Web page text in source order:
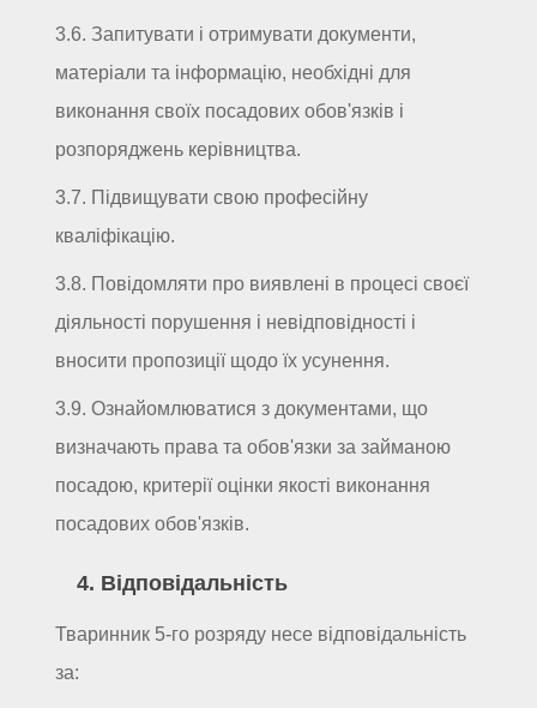
3.6. Запитувати і отримувати документи,
матеріали та інформацію, необхідні для
виконання своїх посадових обов'язків і
розпоряджень керівництва.
3.7. Підвищувати свою професійну
кваліфікацію.
3.8. Повідомляти про виявлені в процесі своєї
діяльності порушення і невідповідності і
вносити пропозиції щодо їх усунення.
3.9. Ознайомлюватися з документами, що
визначають права та обов'язки за займаною
посадою, критерії оцінки якості виконання
посадових обов'язків.
4. Відповідальність
Тваринник 5-го розряду несе відповідальність
за: